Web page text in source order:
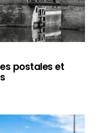
postales et